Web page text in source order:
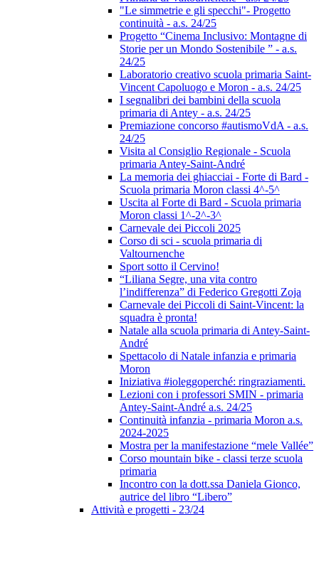
"Le simmetrie e gli specchi"- Progetto
continuità - a.s. 24/25
Progetto “Cinema Inclusivo: Montagne di
Storie per un Mondo Sostenibile ” - a.s.
24/25
Laboratorio creativo scuola primaria Saint-
Vincent Capoluogo e Moron - a.s. 24/25
I segnalibri dei bambini della scuola
primaria di Antey - a.s. 24/25
Premiazione concorso #autismoVdA - a.s.
24/25
Visita al Consiglio Regionale - Scuola
primaria Antey-Saint-André
La memoria dei ghiacciai - Forte di Bard -
Scuola primaria Moron classi 4^-5^
Uscita al Forte di Bard - Scuola primaria
Moron classi 1^-2^-3^
Carnevale dei Piccoli 2025
Corso di sci - scuola primaria di
Valtournenche
Sport sotto il Cervino!
“Liliana Segre, una vita contro
l’indifferenza” di Federico Gregotti Zoja
Carnevale dei Piccoli di Saint-Vincent: la
squadra è pronta!
Natale alla scuola primaria di Antey-Saint-
André
Spettacolo di Natale infanzia e primaria
Moron
Iniziativa #ioleggoperché: ringraziamenti.
Lezioni con i professori SMIN - primaria
Antey-Saint-André a.s. 24/25
Continuità infanzia - primaria Moron a.s.
2024-2025
Mostra per la manifestazione “mele Vallée”
Corso mountain bike - classi terze scuola
primaria
Incontro con la dott.ssa Daniela Gionco,
autrice del libro “Libero”
Attività e progetti - 23/24